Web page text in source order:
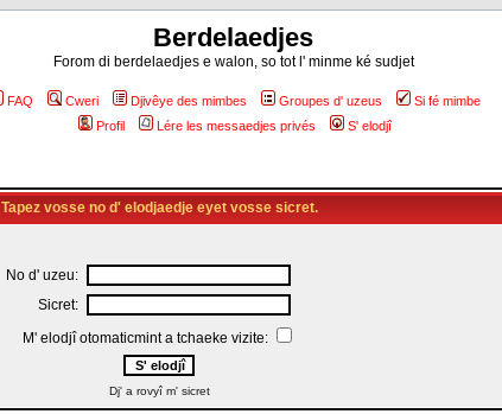
Berdelaedjes
Forom di berdelaedjes e walon, so tot l' minme ké sudjet
FAQ Cweri Djivêye des mimbes Groupes d' uzeus
Si fé mimbe
Profil
Lére les messaedjes privés S' elodjî
Tapez vosse no d' elodjaedje eyet vosse sicret.
No d' uzeu:
Sicret:
M' elodjî otomaticmint a tchaeke vizite:
Dj' a rovyî m' sicret